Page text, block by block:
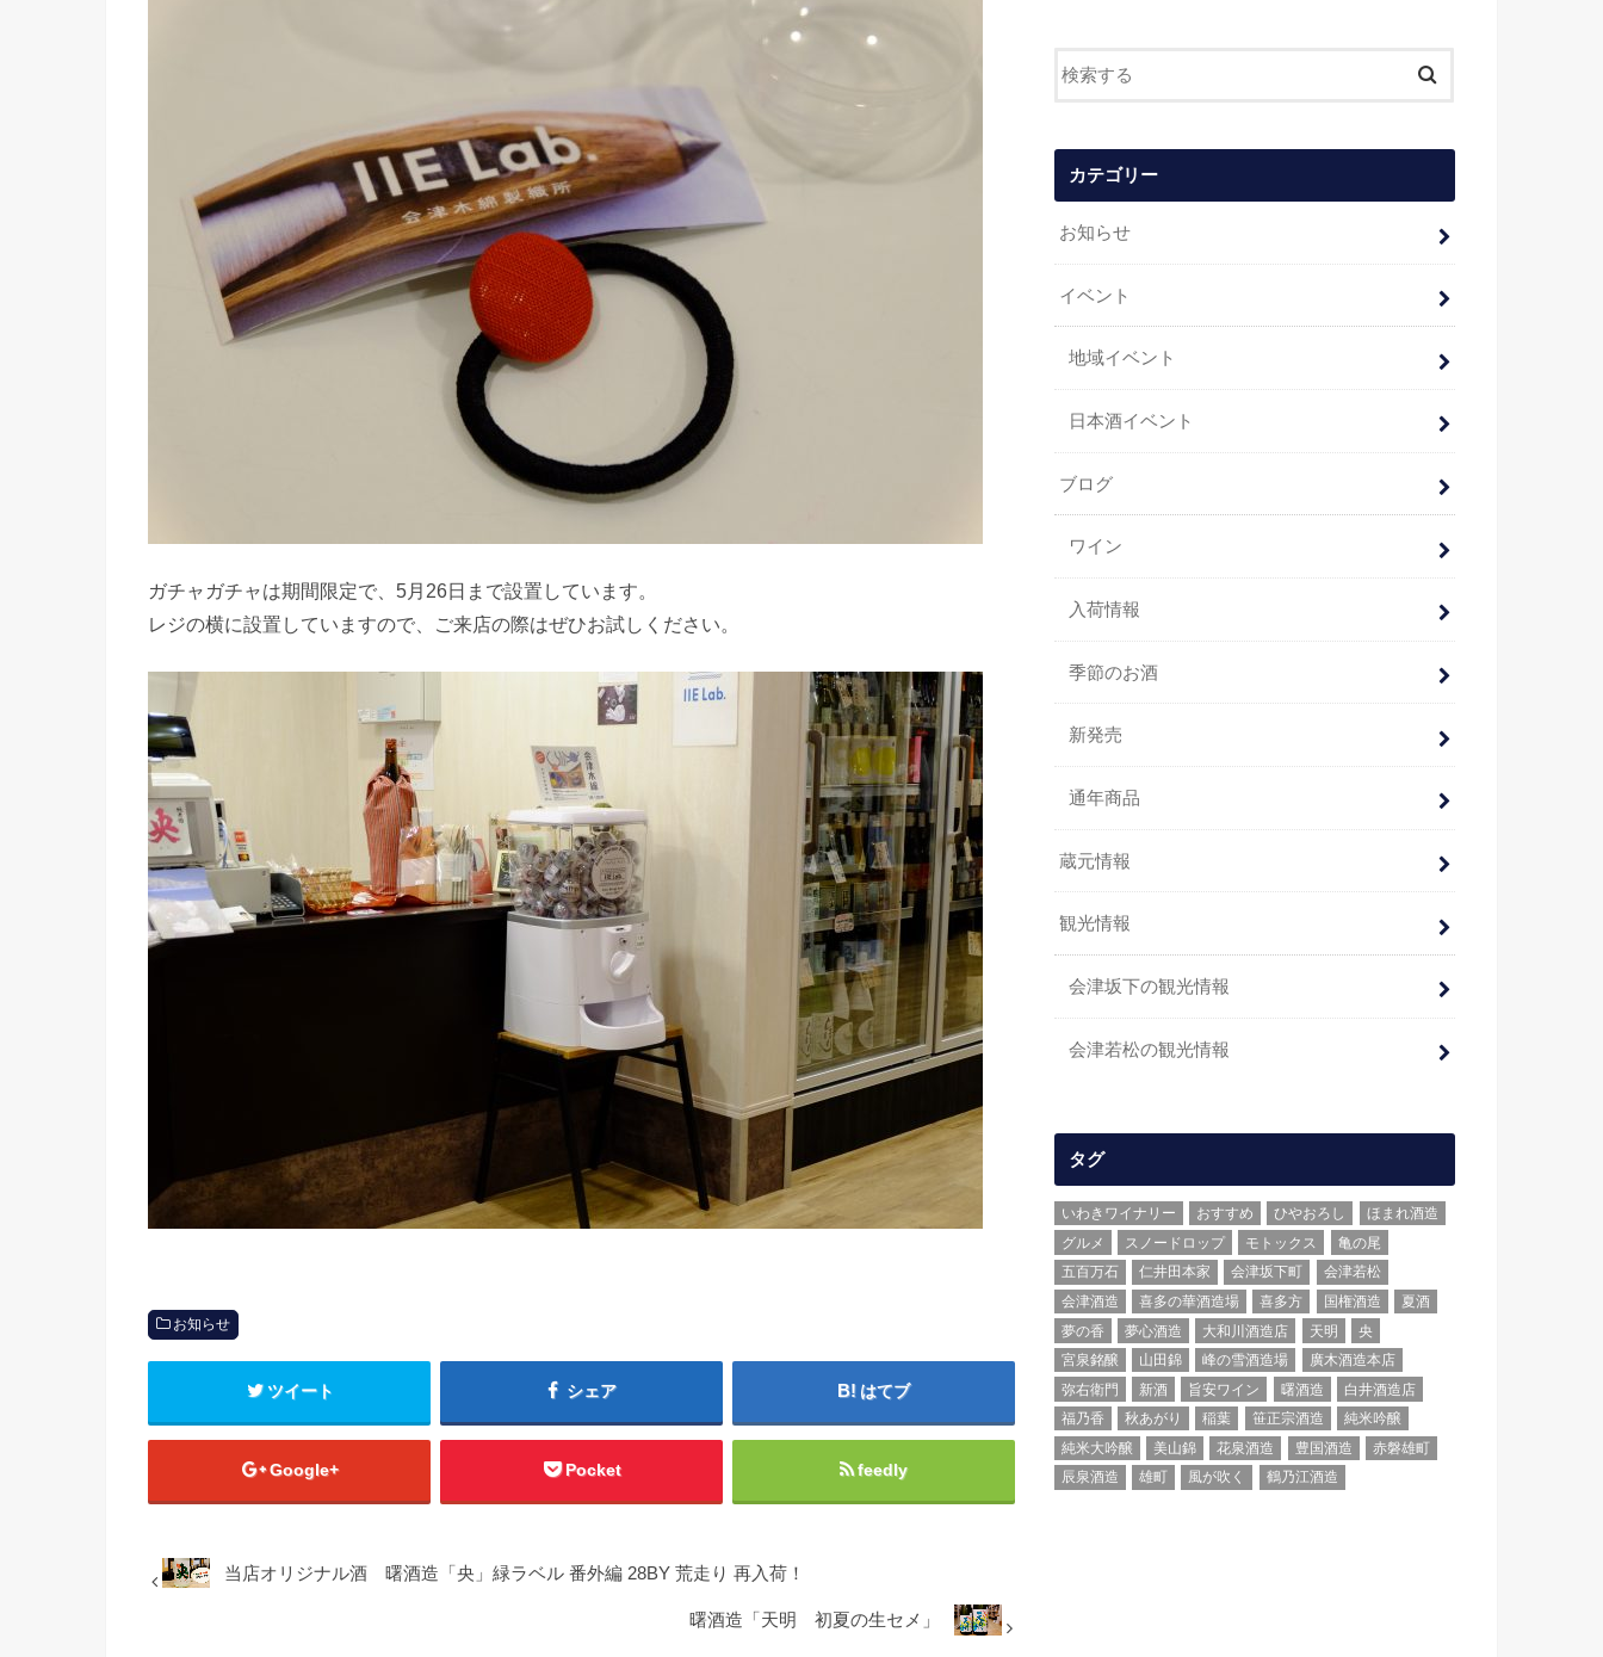
ガチャガチャは期間限定で、5月26日まで設置しています。
レジの横に設置していますので、ご来店の際はぜひお試しください。
お知らせ
ツイート シェア はてブ
Google+ Pocket feedly
当店オリジナル酒 曙酒造「央」緑ラベル 番外編 28BY 荒走り 再入荷！
曙酒造「天明 初夏の生セメ」
カテゴリー
お知らせ
イベント
地域イベント
日本酒イベント
ブログ
ワイン
入荷情報
季節のお酒
新発売
通年商品
蔵元情報
観光情報
会津坂下の観光情報
会津若松の観光情報
タグ
いわきワイナリー おすすめ ひやおろし
ほまれ酒造
グルメ
スノードロップ モトックス
亀の尾
五百万石
仁井田本家 会津坂下町
会津若松
会津酒造
喜多の華酒造場 喜多方 国権酒造
夏酒
夢の香
夢心酒造 大和川酒造店 天明
央
宮泉銘醸
山田錦 峰の雪酒造場
廣木酒造本店
弥右衛門
新酒 旨安ワイン 曙酒造
白井酒造店
福乃香
秋あがり 稲葉 笹正宗酒造
純米吟醸
純米大吟醸
美山錦 花泉酒造 豊国酒造
赤磐雄町
辰泉酒造
雄町 風が吹く 鶴乃江酒造